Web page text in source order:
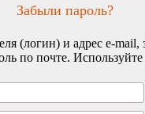
Забыли пароль?
(логин) и адрес e-
по почте.